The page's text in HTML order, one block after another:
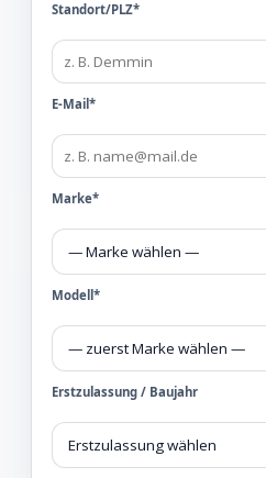
Standort/PLZ*
E-Mail*
Marke*
Modell*
Erstzulassung / Baujahr